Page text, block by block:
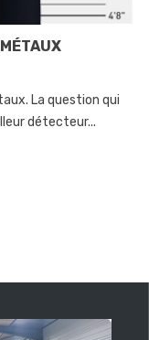
La question qui
détecteur...